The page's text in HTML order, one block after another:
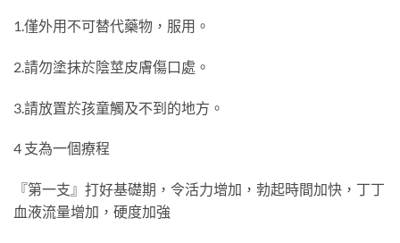
1.僅外用不可替代藥物，服用。
2.請勿塗抹於陰莖皮膚傷口處。
3.請放置於孩童觸及不到的地方。
4 支為一個療程
『第一支』打好基礎期，令活力增加，勃起時間加快，丁丁
血液流量增加，硬度加強